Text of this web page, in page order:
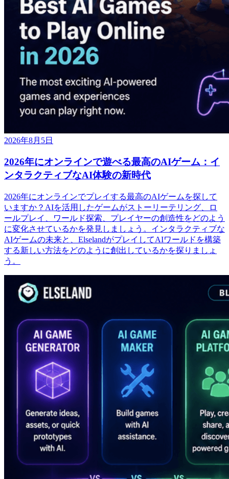
2026年8月5日
2026年にオンラインで遊べる最高のAIゲーム：イ
ンタラクティブなAI体験の新時代
2026年にオンラインでプレイする最高のAIゲームを探して
いますか？AIを活用したゲームがストーリーテリング、ロ
ールプレイ、ワールド探索、プレイヤーの創造性をどのよう
に変化させているかを発見しましょう。インタラクティブな
AIゲームの未来と、ElselandがプレイしてAIワールドを構築
する新しい方法をどのように創出しているかを探りましょ
う。